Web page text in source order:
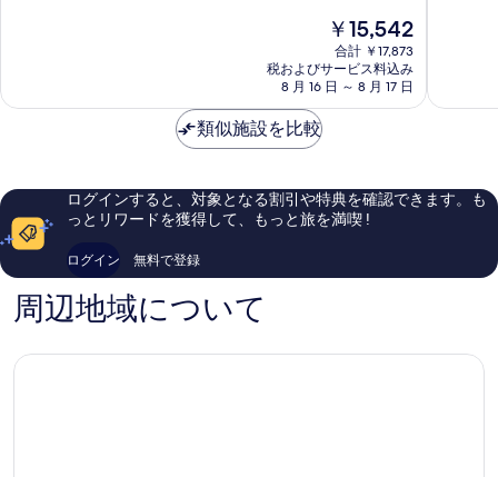
ウ
ー
ホ
フ
ボ
リ
テ
素
い、
コ
ミ
件
の
コ
現
在
の
料
金
￥15,542
合計 ￥17,873
税およびサービス料込み
8 月 16 日 ～ 8 月 17 日
ン
ァ
ボ
も
し
い、
類似施設を比較
ログインすると、対象となる割引や特典を確認できます。も
っとリワードを獲得して、もっと旅を満喫 !
ログイン 無料で登録
周辺地域について